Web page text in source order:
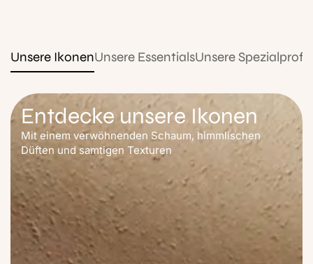
Unsere IkonenUnsere EssentialsUnsere Spezialprofis
Entdecke unsere Ikonen
Mit einem verwöhnenden Schaum, himmlischen
Düften und samtigen Texturen